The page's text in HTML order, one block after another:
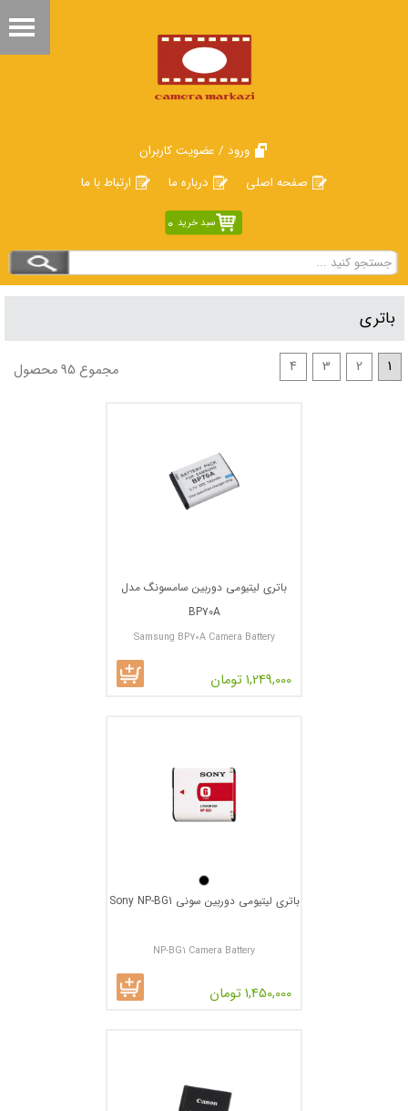
ورود / عضویت کاربران
صفحه اصلی
درباره ما ارتباط با ما
سبد خرید 0
باتری
1
2
3
4 مجموع 95 محصول
باتری لیتیومی دوربین سامسونگ مدل
BP70A
Samsung BP70A Camera Battery
1,249,000 تومان
باتری لیتیومی دوربین سونی Sony NP-BG1
NP-BG1 Camera Battery
1,450,000 تومان